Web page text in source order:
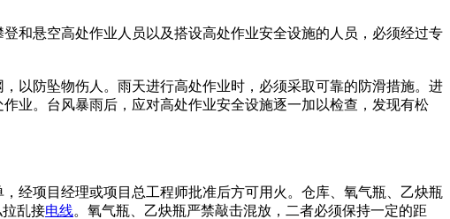
和悬空高处作业人员以及搭设高处作业安全设施的人员，必须经过专
，以防坠物伤人。雨天进行高处作业时，必须采取可靠的防滑措施。进
业。台风暴雨后，应对高处作业安全设施逐一加以检查，发现有松
经项目经理或项目总工程师批准后方可用火。仓库、氧气瓶、乙炔瓶
乱接电线。氧气瓶、乙炔瓶严禁敲击混放，二者必须保持一定的距